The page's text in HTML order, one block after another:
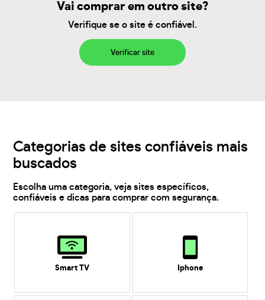
Vai comprar em outro site?
Verifique se o site é confiável.
Verificar site
Categorias de sites confiáveis mais
buscados
Escolha uma categoria, veja sites específicos,
confiáveis e dicas para comprar com segurança.
Smart TV Iphone